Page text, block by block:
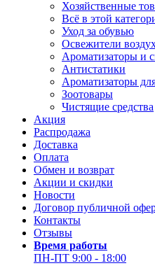
Хозяйственные
Всё в этой
Уход за обувью
Освежители
Ароматизаторы и
Антистатики
Ароматизаторы
Зоотовары
Чистящие средства
Акция
Распродажа
Доставка
Оплата
Обмен и возврат
Акции и скидки
Новости
Договор публичной
Контакты
Отзывы
Время работы
ПН-ПТ 9:00 - 18:00